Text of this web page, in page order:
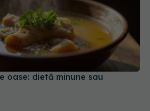
oase: dietă minune sau